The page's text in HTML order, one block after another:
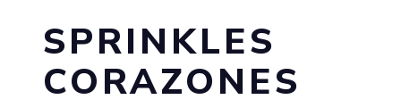
SPRINKLES
CORAZONES